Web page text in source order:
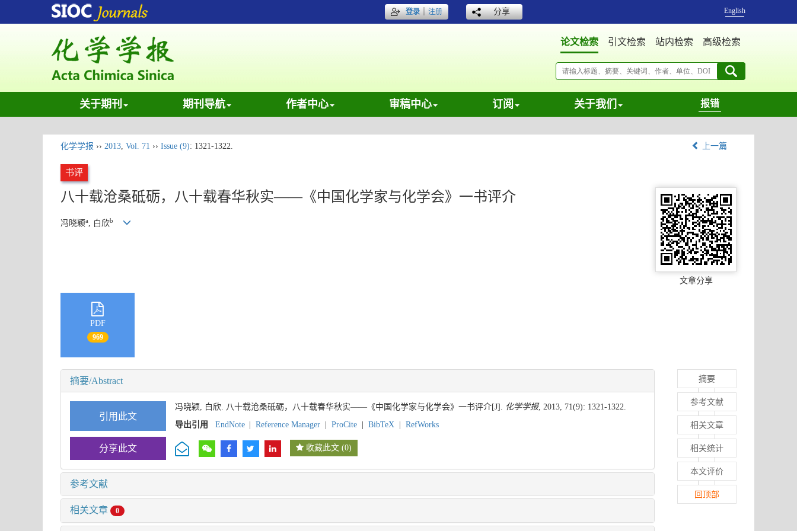
登录｜注册 分享 English
论文检索 引文检索 站内检索 高级检索
关于期刊 期刊导航 作者中心 审稿中心 订阅 关于我们 报错
化学学报 ›› 2013, Vol. 71 ›› Issue (9): 1321-1322. 上一篇
书评
八十载沧桑砥砺，八十载春华秋实——《中国化学家与化学会》一书评介
冯晓颖a, 白欣b
文章分享
PDF
969
摘要/Abstract
引用此文
冯晓颖, 白欣. 八十载沧桑砥砺，八十载春华秋实——《中国化学家与化学会》一书评介[J]. 化学学报, 2013, 71(9): 1321-1322.
导出引用
EndNote Reference Manager ProCite BibTeX RefWorks
分享此文 收藏此文 (0)
参考文献
相关文章 0
摘要
参考文献
相关文章
相关统计
本文评价
回顶部